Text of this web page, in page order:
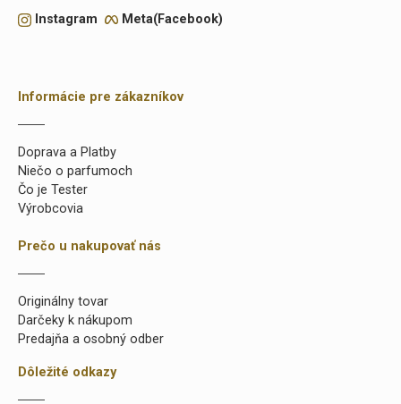
Instagram Meta(Facebook)
Informácie pre zákazníkov
Doprava a Platby
Niečo o parfumoch
Čo je Tester
Výrobcovia
Prečo u nakupovať nás
Originálny tovar
Darčeky k nákupom
Predajňa a osobný odber
Dôležité odkazy